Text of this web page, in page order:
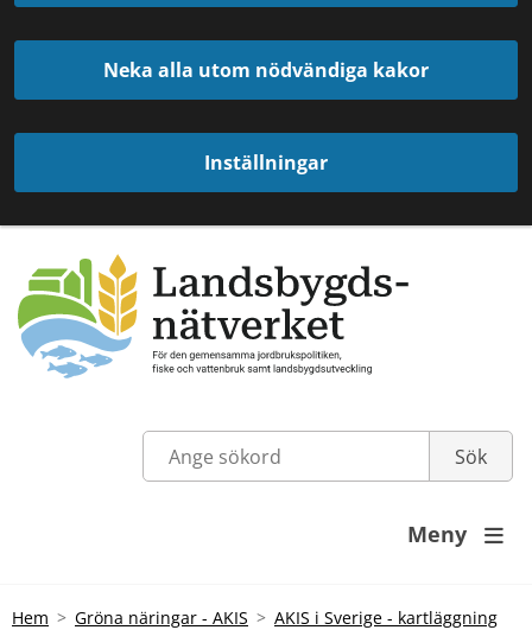
Neka alla utom nödvändiga kakor
Inställningar
Meny 
Hem Gröna näringar - AKIS
AKIS i Sverige - kartläggning